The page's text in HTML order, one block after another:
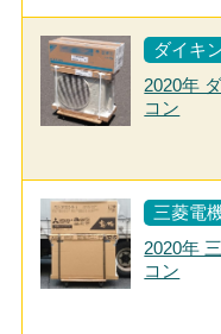
ダイキ
2020年
コン
三菱電
2020年
コン